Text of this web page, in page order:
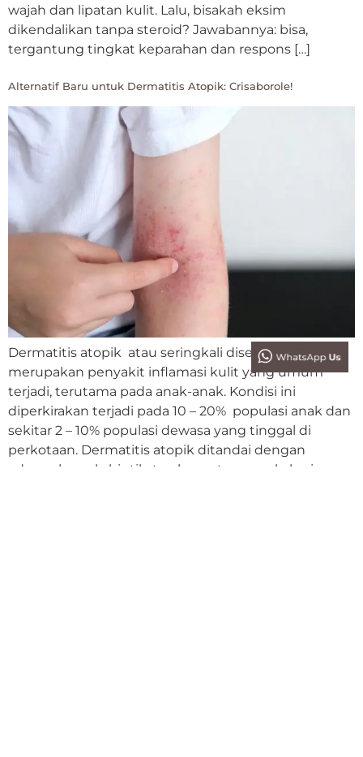
wajah dan lipatan kulit. Lalu, bisakah eksim
dikendalikan tanpa steroid? Jawabannya: bisa,
tergantung tingkat keparahan dan respons […]
Alternatif Baru untuk Dermatitis Atopik: Crisaborole!
Dermatitis atopik atau seringkali disebut eksim
merupakan penyakit inflamasi kulit yang umum
terjadi, terutama pada anak-anak. Kondisi ini
diperkirakan terjadi pada 10 – 20% populasi anak dan
sekitar 2 – 10% populasi dewasa yang tinggal di
perkotaan. Dermatitis atopik ditandai dengan
adanya bercak, bintil atau beruntus merah, kering